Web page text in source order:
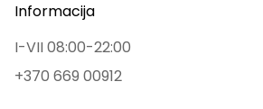
Informacija
I-VII 08:00-22:00
+370 669 00912